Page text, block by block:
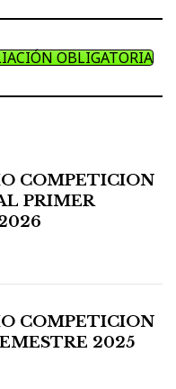
OBLIGATORIA
COMPETICION
PRIMER
COMPETICION
2025